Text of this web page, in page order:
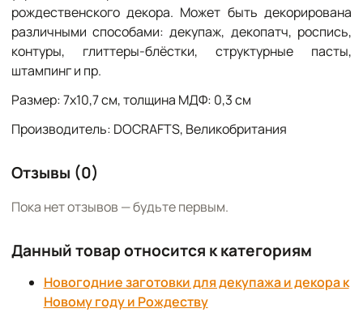
рождественского декора. Может быть декорирована
различными способами: декупаж, декопатч, роспись,
контуры, глиттеры-блёстки, структурные пасты,
штампинг и пр.
Размер: 7х10,7 см, толщина МДФ: 0,3 см
Производитель: DOCRAFTS, Великобритания
Отзывы (0)
Пока нет отзывов — будьте первым.
Данный товар относится к категориям
Новогодние заготовки для декупажа и декора к
Новому году и Рождеству